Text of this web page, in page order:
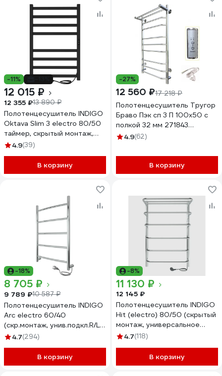
-11%
12 015 ₽
12 355 ₽13 890 ₽
Полотенцесушитель INDIGO
Oktava Slim 3 electro 80/50
таймер, скрытый монтаж,
универсальное подключение
4.9(39)
В корзину
-27%
12 560 ₽17 218 ₽
Полотенцесушитель Тругор
Браво Пэк сп 3 П 100x50 с
полкой 32 мм 271843
00271843 00-00033504
4.9(62)
В корзину
-18%
8 705 ₽
9 789 ₽10 587 ₽
Полотенцесушитель INDIGO
Arc electro 60/40
(скр.монтаж, унив.подкл.R/L,
полиров.) LCAE60-40R
4.7(294)
В корзину
-8%
11 130 ₽
12 145 ₽
Полотенцесушитель INDIGO
Hit (electro) 80/50 (скрытый
монтаж, универсальное
подключение R/L,
4.7(118)
В корзину